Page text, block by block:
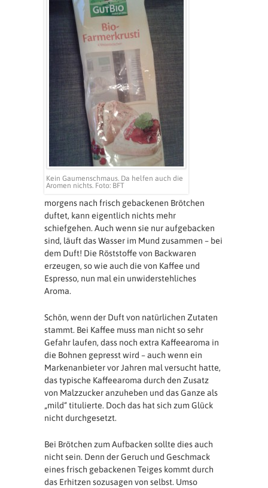
Kein Gaumenschmaus. Da helfen auch die
Aromen nichts. Foto: BFT
morgens nach frisch gebackenen Brötchen
duftet, kann eigentlich nichts mehr
schiefgehen. Auch wenn sie nur aufgebacken
sind, läuft das Wasser im Mund zusammen – bei
dem Duft! Die Röststoffe von Backwaren
erzeugen, so wie auch die von Kaffee und
Espresso, nun mal ein unwiderstehliches
Aroma.
Schön, wenn der Duft von natürlichen Zutaten
stammt. Bei Kaffee muss man nicht so sehr
Gefahr laufen, dass noch extra Kaffeearoma in
die Bohnen gepresst wird – auch wenn ein
Markenanbieter vor Jahren mal versucht hatte,
das typische Kaffeearoma durch den Zusatz
von Malzzucker anzuheben und das Ganze als
„mild“ titulierte. Doch das hat sich zum Glück
nicht durchgesetzt.
Bei Brötchen zum Aufbacken sollte dies auch
nicht sein. Denn der Geruch und Geschmack
eines frisch gebackenen Teiges kommt durch
das Erhitzen sozusagen von selbst. Umso